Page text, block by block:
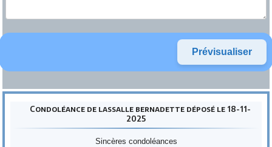
Condoléance de lassalle bernadette déposé le 18-11-
2025
Sincères condoléances